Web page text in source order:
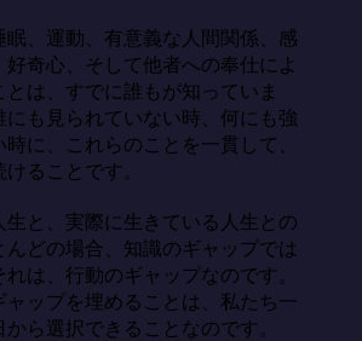
眠、運動、有意義な人間関係、感
奇心、そして他者への奉仕によ
とは、すでに誰もが知っていま
も見られていない時、何にも強
に、これらのことを一貫して、
ることです。
生と、実際に生きている人生との
んどの場合、知識のギャップでは
は、行動のギャップなのです。
ャップを埋めることは、私たち一
ら選択できることなのです。